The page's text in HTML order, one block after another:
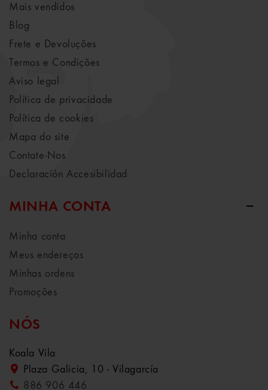
Mais vendidos
Blog
Frete e Devoluções
Termos e Condições
Aviso legal
Política de privacidade
Política de cookies
Mapa do site
Contate-Nos
Declaración Accesibilidad
MINHA CONTA
Minha conta
Meus endereços
Minhas ordens
Promoções
NÓS
Koala Vila
Plaza Galicia, 10 - Vilagarcía
886 906 446